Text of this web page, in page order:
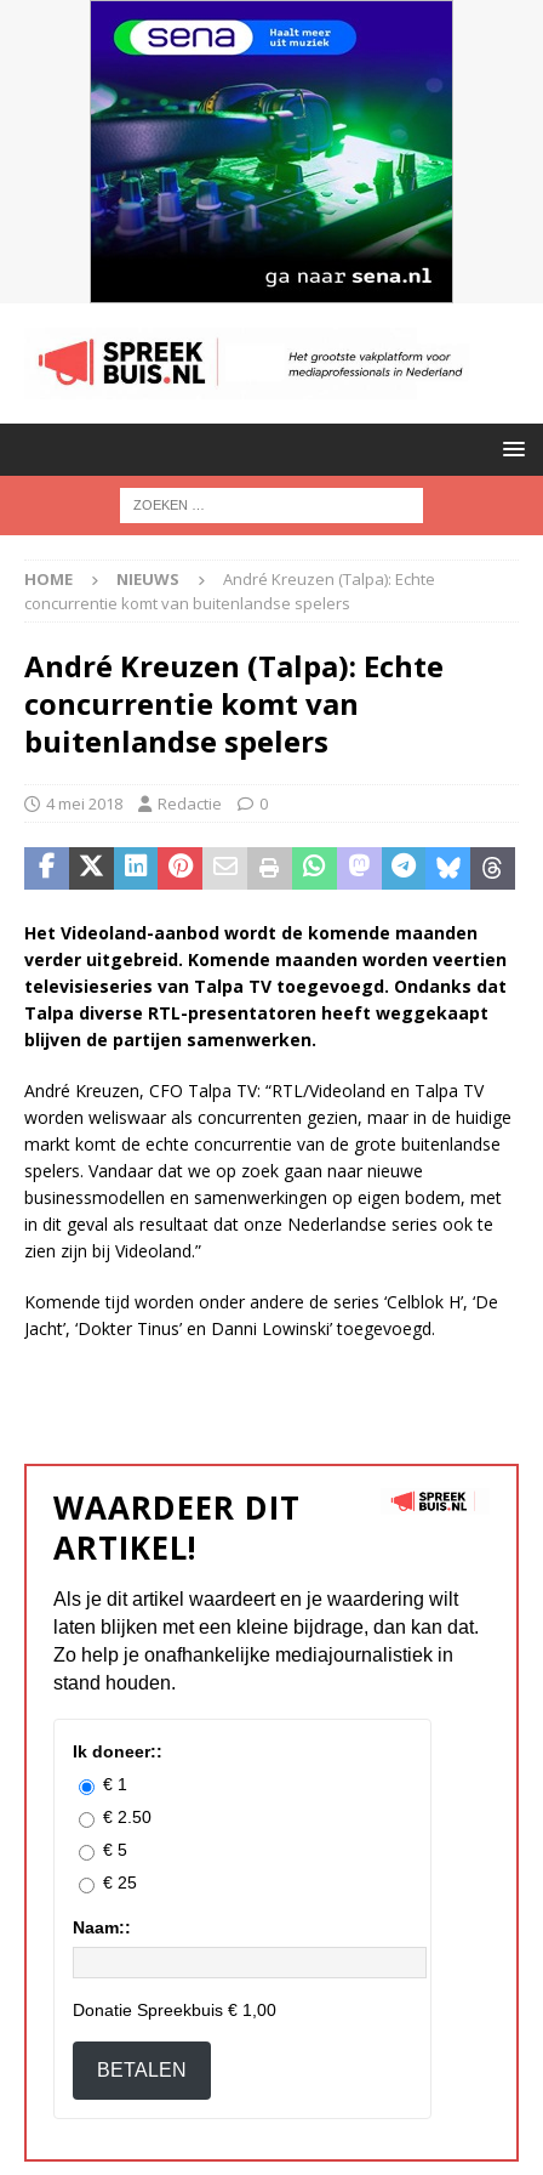
HOME NIEUWS
André Kreuzen (Talpa): Echte
concurrentie komt van buitenlandse spelers
André Kreuzen (Talpa): Echte
concurrentie komt van
buitenlandse spelers
4 mei 2018 Redactie 0
Het Videoland-aanbod wordt de komende maanden
verder uitgebreid. Komende maanden worden veertien
televisieseries van Talpa TV toegevoegd. Ondanks dat
Talpa diverse RTL-presentatoren heeft weggekaapt
blijven de partijen samenwerken.
André Kreuzen, CFO Talpa TV: “RTL/Videoland en Talpa TV
worden weliswaar als concurrenten gezien, maar in de huidige
markt komt de echte concurrentie van de grote buitenlandse
spelers. Vandaar dat we op zoek gaan naar nieuwe
businessmodellen en samenwerkingen op eigen bodem, met
in dit geval als resultaat dat onze Nederlandse series ook te
zien zijn bij Videoland.”
Komende tijd worden onder andere de series ‘Celblok H’, ‘De
Jacht’, ‘Dokter Tinus’ en Danni Lowinski’ toegevoegd.
WAARDEER DIT
ARTIKEL!
Als je dit artikel waardeert en je waardering wilt
laten blijken met een kleine bijdrage, dan kan dat.
Zo help je onafhankelijke mediajournalistiek in
stand houden.
Ik doneer::
€ 1
€ 2.50
€ 5
€ 25
Naam::
Donatie Spreekbuis € 1,00
BETALEN